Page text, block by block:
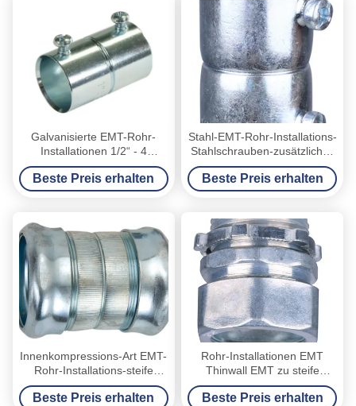
Galvanisierte EMT-Rohr-
Installationen 1/2“ - 4
Koppelungs-
Klemmschrauben-Art des
Zoll-EMT
Beste Preis erhalten
Stahl-EMT-Rohr-Installations-
Stahlschrauben-zusätzliches
passendes für Anwendungen
über 600V
Beste Preis erhalten
Innenkompressions-Art EMT-
Rohr-Installations-steife
Rohr-Verbands-Koppelung
Beste Preis erhalten
Rohr-Installationen EMT
Thinwall EMT zu steife
Klemmkupplungs-konkretem
festem
Beste Preis erhalten